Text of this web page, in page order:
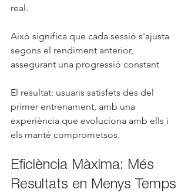
real.
Això significa que cada sessió s'ajusta
segons el rendiment anterior,
assegurant una progressió constant
El resultat: usuaris satisfets des del
primer entrenament, amb una
experiència que evoluciona amb ells i
els manté comprometsos.
Eficiència Màxima: Més
Resultats en Menys Temps